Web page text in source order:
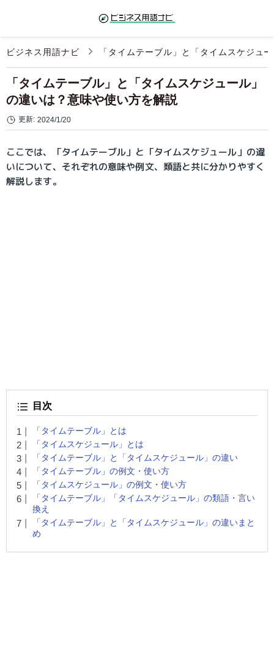
ビジネス用語ナビ 「タイムテーブル」と「タイムスケジュ
「タイムテーブル」と「タイムスケジュール」
の違いは？意味や使い方を解説
更新: 2024/1/20
ここでは、「タイムテーブル」と「タイムスケジュール」の違
いについて、それぞれの意味や例文、類語と共に分かりやすく
解説します。
目次
「タイムテーブル」とは
「タイムスケジュール」とは
「タイムテーブル」と「タイムスケジュール」の違い
「タイムテーブル」の例文・使い方
「タイムスケジュール」の例文・使い方
「タイムテーブル」「タイムスケジュール」の類語・言い
換え
「タイムテーブル」と「タイムスケジュール」の違いまと
め